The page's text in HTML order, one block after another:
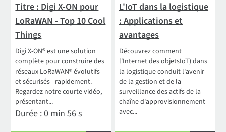
Titre : Digi X-ON pour
LoRaWAN - Top 10 Cool
Things
Digi X-ON® est une solution
complète pour construire des
réseaux LoRaWAN® évolutifs
et sécurisés - rapidement.
Regardez notre courte vidéo,
présentant...
Durée : 0 min 56 s
L'IoT dans la logistique
: Applications et
avantages
Découvrez comment
l'Internet des objetsIoT) dans
la logistique conduit l'avenir
de la gestion et de la
surveillance des actifs de la
chaîne d'approvisionnement
avec...